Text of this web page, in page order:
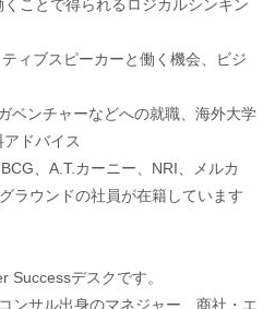
くことで得られるロジカルシンキン
ィブスピーカーと働く機会、ビジ
ベンチャーなどへの就職、海外大学
ドバイス
、A.T.カーニー、NRI、メルカ
ラウンドの社員が在籍しています
Successデスクです。
ンサル出身のマネジャー、商社・エ